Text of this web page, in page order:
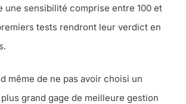
une sensibilité comprise entre 100 et
tests rendront leur verdict en
même de ne pas avoir choisi un
grand gage de meilleure gestion